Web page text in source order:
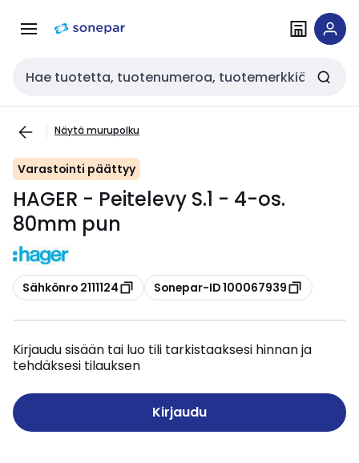
navigointiinsisältöön
Haku
Näytä murupolku
Varastointi päättyy
HAGER - Peitelevy S.1 - 4-os.
80mm pun
Kopioi
Sähkönro 2111124 Kopioi
Sonepar-ID 100067939
Kirjaudu sisään tai luo tili tarkistaaksesi hinnan ja
tehdäksesi tilauksen
Kirjaudu